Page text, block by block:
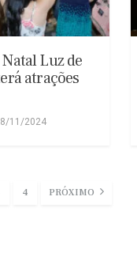
Luz de
atrações
11/2024
4 PRÓXIMO